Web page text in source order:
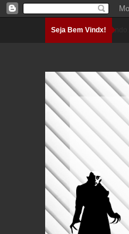
Seja Bem Vindx!Carregando...